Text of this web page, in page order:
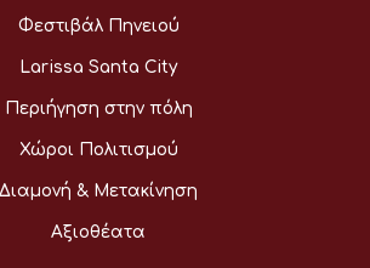
Φεστιβάλ Πηνειού
Larissa Santa City
Περιήγηση στην πόλη
Χώροι Πολιτισμού
Διαμονή & Μετακίνηση
Αξιοθέατα